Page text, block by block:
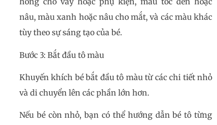
nâu, màu xanh hoặc nâu cho mắt, và các màu khác
tùy theo sự sáng tạo của bé.
Bước 3: Bắt đầu tô màu
Khuyến khích bé bắt đầu tô màu từ các chi tiết nhỏ
và di chuyển lên các phần lớn hơn.
Nếu bé còn nhỏ, bạn có thể hướng dẫn bé tô từng